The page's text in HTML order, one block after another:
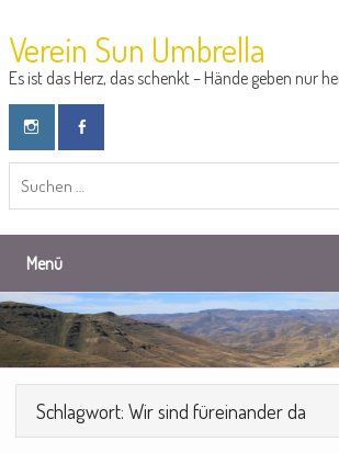
Verein Sun Umbrella
Es ist das Herz, das schenkt – Hände geben nur
Menü
Schlagwort: Wir sind füreinander da